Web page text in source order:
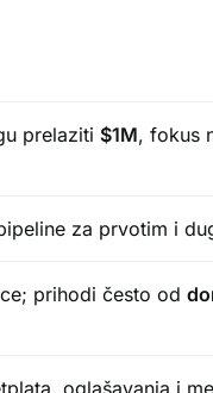
prelaziti $1M, fokus
za prvotim i
prihodi često od
oglašavanja i